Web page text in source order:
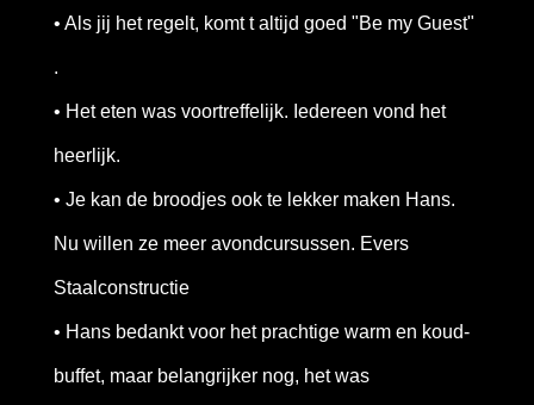
• Als jij het regelt, komt t altijd goed "Be my Guest"
.
• Het eten was voortreffelijk. Iedereen vond het
heerlijk.
• Je kan de broodjes ook te lekker maken Hans.
Nu willen ze meer avondcursussen. Evers
Staalconstructie
• Hans bedankt voor het prachtige warm en koud-
buffet, maar belangrijker nog, het was